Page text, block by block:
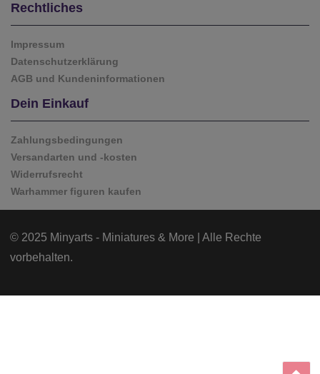
Rechtliches
Impressum
Datenschutzerklärung
AGB und Kundeninformationen
Dein Einkauf
Zahlungsbedingungen
Versandarten und -kosten
Widerrufsrecht
Warhammer figuren kaufen
© 2025 Minyarts - Miniatures & More | Alle Rechte
vorbehalten.